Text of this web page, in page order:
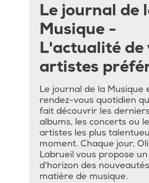
Le journal de
Musique -
L'actualité de
artistes
Le journal de la Musique
rendez-vous quotidien
fait découvrir les
albums, les concerts ou
artistes les plus
moment. Chaque jour,
Labrueil vous propose
d'horizon des
matière de musique.